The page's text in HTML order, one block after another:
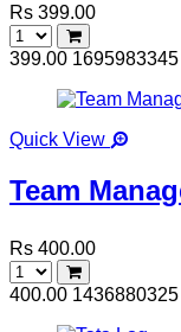
Rs 399.00
399.00 1695983345
Quick View
Team
Rs 400.00
400.00 1436880325